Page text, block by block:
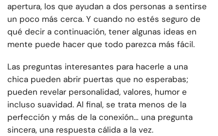
apertura, los que ayudan a dos personas a sentirse
un poco más cerca. Y cuando no estés seguro de
qué decir a continuación, tener algunas ideas en
mente puede hacer que todo parezca más fácil.
Las preguntas interesantes para hacerle a una
chica pueden abrir puertas que no esperabas;
pueden revelar personalidad, valores, humor e
incluso suavidad. Al final, se trata menos de la
perfección y más de la conexión… una pregunta
sincera, una respuesta cálida a la vez.